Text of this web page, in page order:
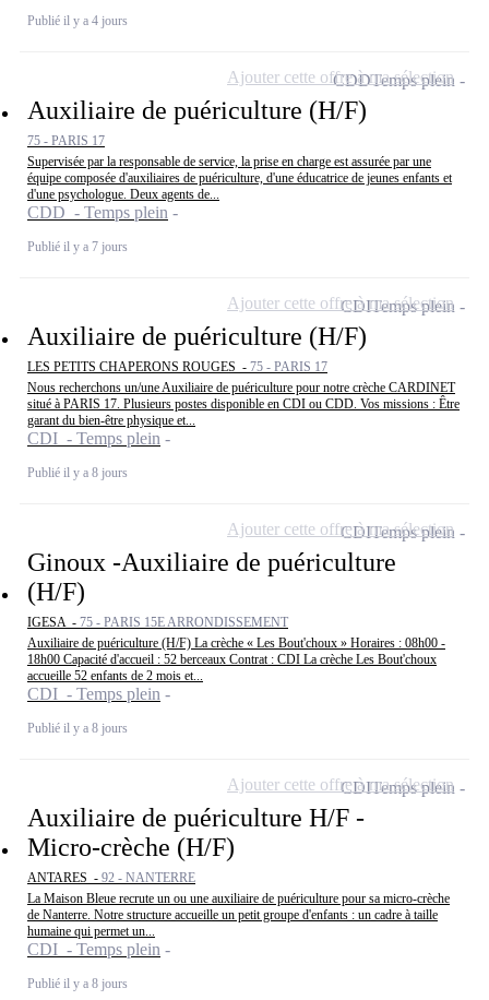
Publié il y a 4 jours
Auxiliaire de puériculture (H/F)
75 - PARIS 17
Supervisée par la responsable de service, la prise en charge est assurée par une
équipe composée d'auxiliaires de puériculture, d'une éducatrice de jeunes enfants et
d'une psychologue. Deux agents de...
CDD - Temps plein
Publié il y a 7 jours
CDDTemps plein
Ajouter cette offre à ma sélection
Auxiliaire de puériculture (H/F)
LES PETITS CHAPERONS ROUGES - 75 - PARIS 17
Nous recherchons un/une Auxiliaire de puériculture pour notre crèche CARDINET
situé à PARIS 17. Plusieurs postes disponible en CDI ou CDD. Vos missions : Être
garant du bien-être physique et...
CDI - Temps plein
Publié il y a 8 jours
CDITemps plein
Ajouter cette offre à ma sélection
Ginoux -Auxiliaire de puériculture
(H/F)
IGESA - 75 - PARIS 15E ARRONDISSEMENT
Auxiliaire de puériculture (H/F) La crèche « Les Bout'choux » Horaires : 08h00 -
18h00 Capacité d'accueil : 52 berceaux Contrat : CDI La crèche Les Bout'choux
accueille 52 enfants de 2 mois et...
CDI - Temps plein
Publié il y a 8 jours
CDITemps plein
Ajouter cette offre à ma sélection
Auxiliaire de puériculture H/F -
Micro-crèche (H/F)
ANTARES - 92 - NANTERRE
La Maison Bleue recrute un ou une auxiliaire de puériculture pour sa micro-crèche
de Nanterre. Notre structure accueille un petit groupe d'enfants : un cadre à taille
humaine qui permet un...
CDI - Temps plein
Publié il y a 8 jours
CDITemps plein
Ajouter cette offre à ma sélection